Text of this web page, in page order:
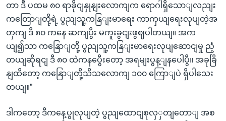
တာ ဒီ ပထမ ၈၀ ရာခိုငျနှုနျးလောကျက ရောဂါရှိသောျလညျး
ကတြောျတို့ရဲ့ ပွညျသူ့ကနြျးမာရေး ကာကှယျရေးလုပျတဲ့အ
တှကျ ဒီ ၈၀ ကနေ ဆကျပွီး မကူးခွငျးဖွဈပါတယျ။ အက
ယျ၍သာ ကနြောျတို့ ပွညျသူ့ကနြျးမာရေးလုပျဆောငျမှု ညံ့
တယျဆိုရငျ ဒီ ၈၀ ထဲကနပွေီးတော့ အရမျးပွန့ျနပေါပွီ။ အခုခြိ
နျထိတော့ ကနြောျတို့သိသလောကျ ၁၀၀ ကြောျပဲ ရှိပါသေး
တယျ။”
ဒါကတော့ ဒီကနေ့ပွုလုပျတဲ့ ပွညျထောငျစုလှှတျတောျ အစ